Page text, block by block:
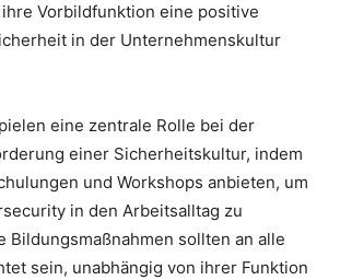
Vorbildfunktion eine positive
in der Unternehmenskultur
eine zentrale Rolle bei der
einer Sicherheitskultur, indem
und Workshops anbieten, um
in den Arbeitsalltag zu
Bildungsmaßnahmen sollten an alle
sein, unabhängig von ihrer Funktion